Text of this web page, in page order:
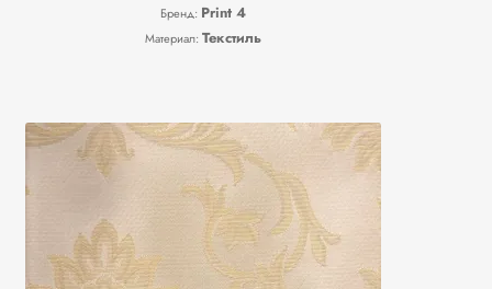
Бренд: Print 4
Материал: Текстиль